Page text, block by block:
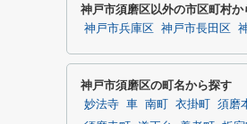
神戸市須磨区以外の市区町村か
神戸市兵庫区 神戸市長田区
神戸市須磨区の町名から探す
妙法寺 車 南町 衣掛町 須磨